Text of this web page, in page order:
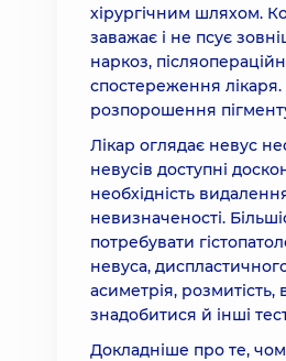
хірургічним шляхом.
заважає і не псує
наркоз,
спостереження лікаря.
розпорошення
Лікар оглядає невус
невусів доступні
необхідність
невизначеності.
потребувати
невуса,
асиметрія,
знадобитися й інші
Докладніше про те,